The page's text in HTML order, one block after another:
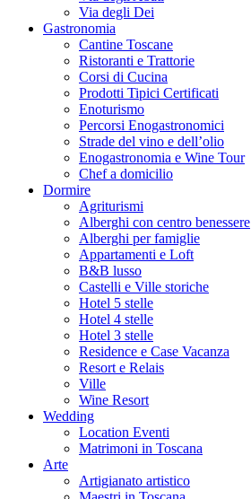
Via degli Dei
Gastronomia
Cantine Toscane
Ristoranti e Trattorie
Corsi di Cucina
Prodotti Tipici Certificati
Enoturismo
Percorsi Enogastronomici
Strade del vino e dell’olio
Enogastronomia e Wine Tour
Chef a domicilio
Dormire
Agriturismi
Alberghi con centro benessere
Alberghi per famiglie
Appartamenti e Loft
B&B lusso
Castelli e Ville storiche
Hotel 5 stelle
Hotel 4 stelle
Hotel 3 stelle
Residence e Case Vacanza
Resort e Relais
Ville
Wine Resort
Wedding
Location Eventi
Matrimoni in Toscana
Arte
Artigianato artistico